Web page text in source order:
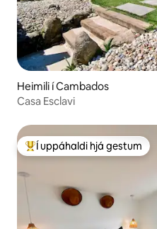
Heimili í Cambados
Casa Esclavi
Í mestu uppáhaldi hjá gestum
Í uppáhaldi hjá gestum